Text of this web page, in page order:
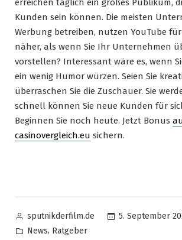
erreichen täglich ein großes Publikum,
Kunden sein können. Die meisten
Werbung betreiben, nutzen YouTube für
näher, als wenn Sie Ihr Unternehmen
vorstellen? Interessant wäre es, wenn
ein wenig Humor würzen. Seien Sie
überraschen Sie die Zuschauer. Sie
schnell können Sie neue Kunden für
Beginnen Sie noch heute. Jetzt Bonus
casinovergleich.eu sichern.
Posted
by
sputnikderfilm.de
5. September
Posted
News, Ratgeber